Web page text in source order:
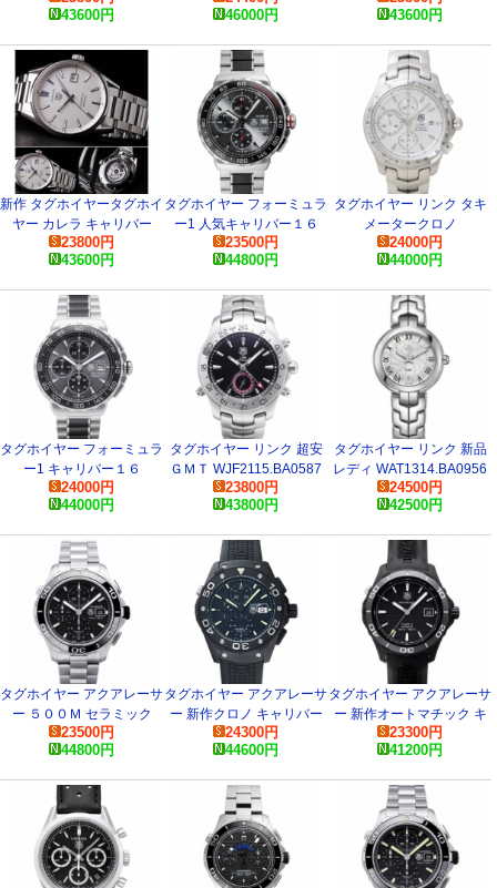
43600円
46000円
WAR201C.BA0723 コピー
43600円
新作 タグホイヤータグホイ
ヤー カレラ キャリバー
WAR211B.BA0782
23800円
43600円
タグホイヤー フォーミュラ
ー1 人気キャリバー１６
CAU2011.BA0873 スーパ
ーコピー 時計
23500円
44800円
タグホイヤー リンク タキ
メータークロノ
CJF2111.BA0594 スーパー
コピー 時計
24000円
44000円
タグホイヤー フォーミュラ
ー1 キャリバー１６
CAU2010.BA0873 スーパ
ーコピー 時計
24000円
44000円
タグホイヤー リンク 超安
ＧＭＴ WJF2115.BA0587
スーパーコピー 時計
23800円
43800円
タグホイヤー リンク 新品
レディ WAT1314.BA0956
コピー 時計
24500円
42500円
タグホイヤー アクアレーサ
ー ５００Ｍ セラミック
CAK2110.BA0833 コピー
23500円
44800円
タグホイヤー アクアレーサ
ー 新作クロノ キャリバー
１６ CAJ2180.FT6023 ス
ーパーコピー 時計
24300円
44600円
タグホイヤー アクアレーサ
ー 新作オートマチック キ
ャリバー５
WAK2180.FT6027 スーパ
23300円
41200円